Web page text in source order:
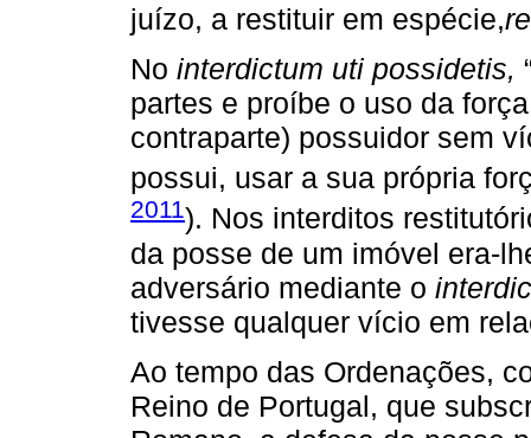
juízo, a restituir em espécie,
No interdictum uti possidetis,
partes e proíbe o uso da
contraparte) possuidor sem
possui, usar a sua própria
2011). Nos interditos
da posse de um imóvel era-
adversário mediante o
tivesse qualquer vício em
Ao tempo das Ordenações,
Reino de Portugal, que